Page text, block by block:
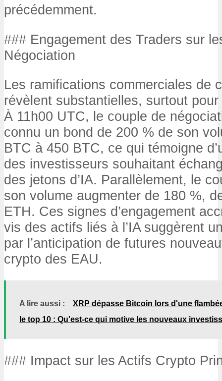
précédemment.
### Engagement des Traders sur
Négociation
Les ramifications commerciales de
révèlent substantielles, surtout
À 11h00 UTC, le couple de
connu un bond de 200 % de son
BTC à 450 BTC, ce qui témoigne
des investisseurs souhaitant
des jetons d’IA. Parallèlement, le
son volume augmenter de 180 %,
ETH. Ces signes d’engagement
vis des actifs liés à l’IA suggèrent
par l’anticipation de futures
crypto des EAU.
A lire aussi :
XRP dépasse Bitcoin lors d'une
le top 10 : Qu'est-ce qui motive les nouveaux
### Impact sur les Actifs Crypto